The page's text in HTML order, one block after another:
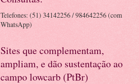
Telefones: (51) 34142256 / 984642256 (com
WhatsApp)
Sites que complementam,
ampliam, e dão sustentação ao
campo lowcarb (PtBr)